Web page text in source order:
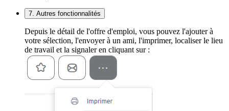
7. Autres fonctionnalités
Depuis le détail de l'offre d'emploi, vous pouvez l'ajouter à
votre sélection, l'envoyer à un ami, l'imprimer, localiser le lieu
de travail et la signaler en cliquant sur :